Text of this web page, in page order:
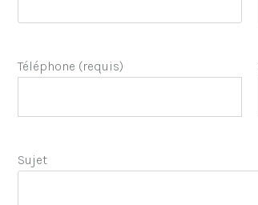
Téléphone (requis)
Sujet